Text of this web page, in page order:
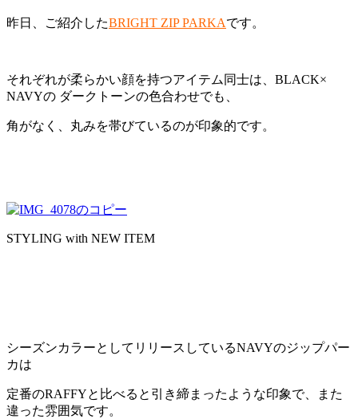
昨日、ご紹介したBRIGHT ZIP PARKAです。
それぞれが柔らかい顔を持つアイテム同士は、BLACK×
NAVYの ダークトーンの色合わせでも、
角がなく、丸みを帯びているのが印象的です。
STYLING with NEW ITEM
シーズンカラーとしてリリースしているNAVYのジップパー
カは
定番のRAFFYと比べると引き締まったような印象で、また
違った雰囲気です。